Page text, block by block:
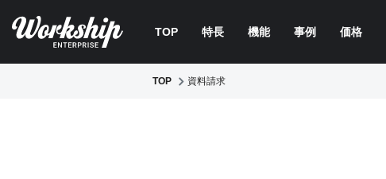
TOP 特長 機能 事例 価格
TOP 資料請求